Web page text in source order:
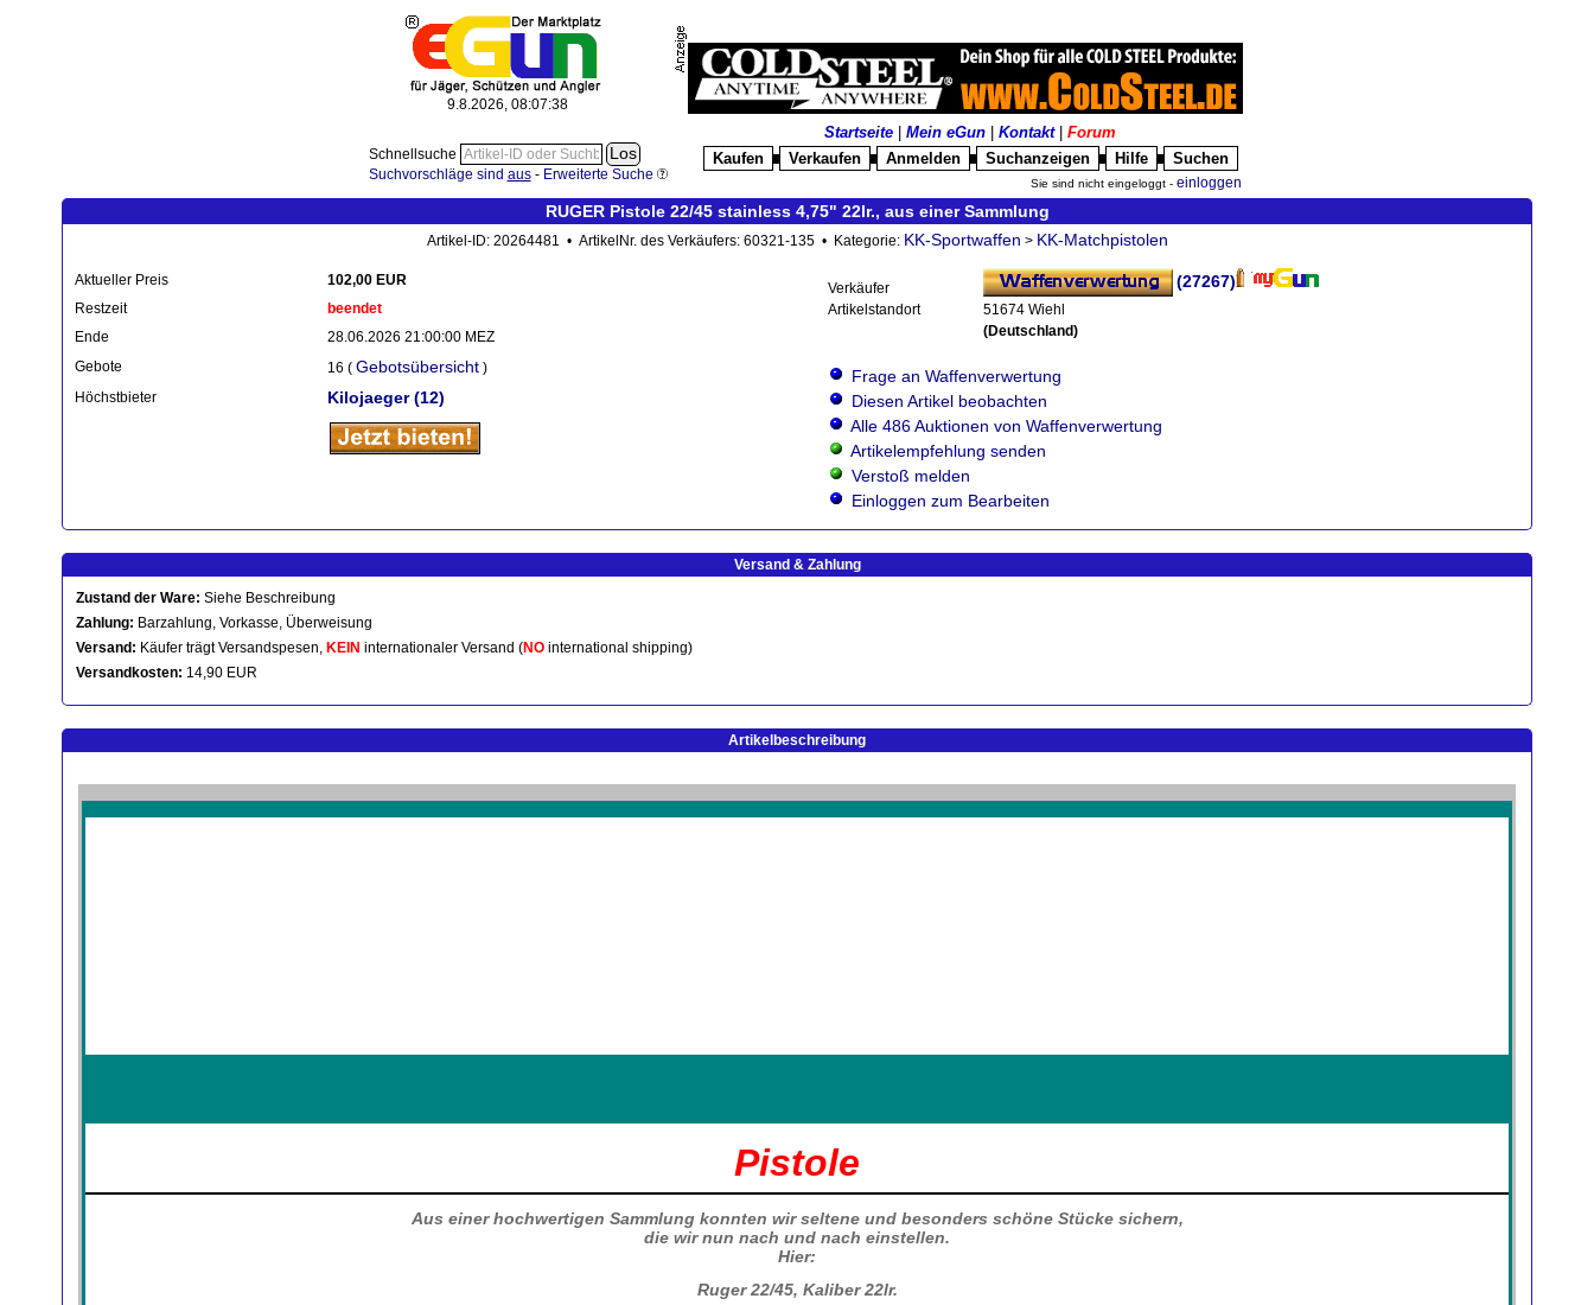
9.8.2026, 08:07:41
Schnellsuche
Suchvorschläge sind aus- Erweiterte Suche
Startseite Mein eGun Kontakt| Forum
Kaufen
Verkaufen Anmelden Suchanzeigen Hilfe Suchen
Sie sind nicht eingeloggt - einloggen
RUGER Pistole 22/45 stainless 4,75" 22lr., aus einer Sammlung
Artikel-ID: 20264481 • ArtikelNr. des Verkäufers: 60321-135 • Kategorie: KK-Sportwaffen > KK-Matchpistolen
Aktueller Preis
102,00 EUR
Restzeit
beendet
Ende
28.06.2026 21:00:00 MEZ
Gebote
16 ( Gebotsübersicht )
Höchstbieter
Kilojaeger(12)
Verkäufer (27267)
Artikelstandort
51674 Wiehl
(Deutschland)
Frage an Waffenverwertung
Diesen Artikel beobachten
Alle 486 Auktionen von Waffenverwertung
Artikelempfehlung senden
Verstoß melden
Einloggen zum Bearbeiten
Versand & Zahlung
Zustand der Ware: Siehe Beschreibung
Zahlung: Barzahlung, Vorkasse, Überweisung
Versand: Käufer trägt Versandspesen, KEIN internationaler Versand (NO international shipping)
Versandkosten: 14,90 EUR
Artikelbeschreibung
Pistole
Aus einer hochwertigen Sammlung konnten wir seltene und besonders schöne Stücke sichern,
die wir nun nach und nach einstellen​.
Hier:
Ruger 22/45, Kaliber 22lr.